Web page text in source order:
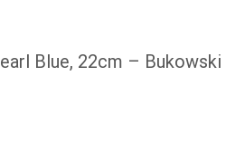
Blue, 22cm – Bukowski